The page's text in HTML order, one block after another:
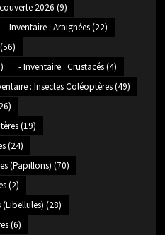
2026 (9)
- Inventaire : Araignées(22)
- Inventaire : Crustacés(4)
: Insectes Coléoptères(49)
(19)
(24)
(Papillons) (70)
(2)
(Libellules) (28)
(6)